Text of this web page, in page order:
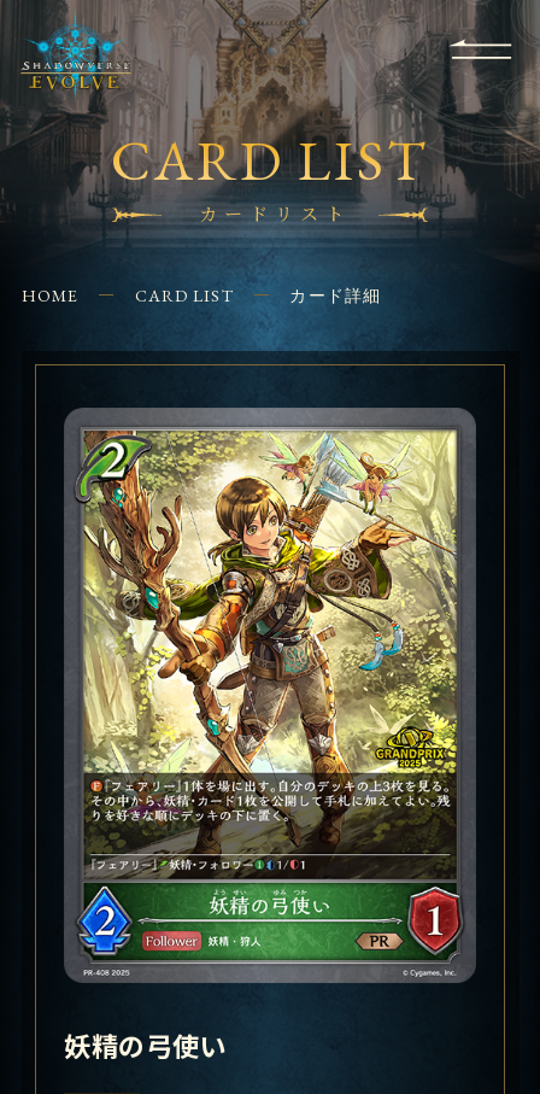
Q&A
EVENT SHOPS
FOR
BEGINNERS
APPLICATION
CONTACT
CARD LIST
カードリスト
HOME CARD LIST カード詳細
妖精の弓使い